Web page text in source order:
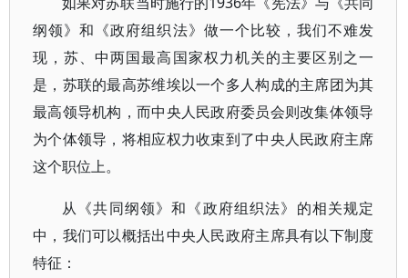
纲领》和《政府组织法》做一个比较，我们不难发
现，苏、中两国最高国家权力机关的主要区别之一
是，苏联的最高苏维埃以一个多人构成的主席团为其
最高领导机构，而中央人民政府委员会则改集体领导
为个体领导，将相应权力收束到了中央人民政府主席
这个职位上。
从《共同纲领》和《政府组织法》的相关规定
中，我们可以概括出中央人民政府主席具有以下制度
特征：